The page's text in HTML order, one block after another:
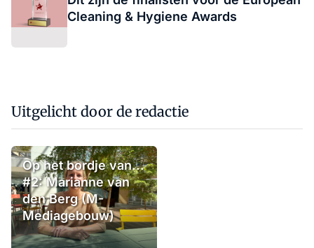
Cleaning & Hygiene Awards
Uitgelicht door de redactie
Op het bordje van...
#2: Marianne van
den Berg (M-
Mediagebouw)